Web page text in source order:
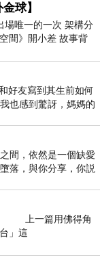
球】
場唯一的一次 架構分
間》開小差 故事背
好友寫到其生前如何
也感到驚訝，媽媽的
間，依然是一個缺愛
落，與你分享，你説
上一篇用佛得角
」這